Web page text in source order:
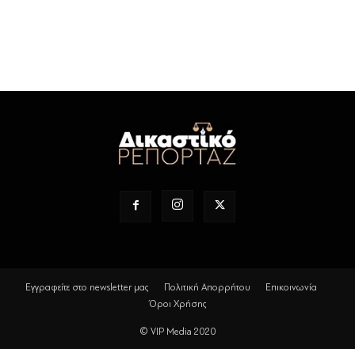
Εγγραφείτε στο newsletter μας Πολιτική Απορρήτου
Επικοινωνία
Όροι Χρήσης
© VIP Media 2020